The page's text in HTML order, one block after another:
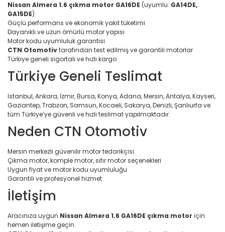
Nissan Almera 1.6 çıkma motor GA16DE (uyumlu: GA14DE,
GA15DE)
Güçlü performans ve ekonomik yakıt tüketimi
Dayanıklı ve uzun ömürlü motor yapısı
Motor kodu uyumluluk garantisi
CTN Otomotivtarafından test edilmiş ve garantili motorlar
Türkiye geneli sigortalı ve hızlı kargo
Türkiye Geneli Teslimat
İstanbul, Ankara, İzmir, Bursa, Konya, Adana, Mersin, Antalya, Kayseri,
Gaziantep, Trabzon, Samsun, Kocaeli, Sakarya, Denizli, Şanlıurfa ve
tüm Türkiye’ye güvenli ve hızlı teslimat yapılmaktadır.
Neden CTN Otomotiv
Mersin merkezli güvenilir motor tedarikçisi
Çıkma motor, komple motor, sıfır motor seçenekleri
Uygun fiyat ve motor kodu uyumluluğu
Garantili ve profesyonel hizmet
İletişim
Aracınıza uygun Nissan Almera 1.6 GA16DE çıkma motor için
hemen iletişime geçin.